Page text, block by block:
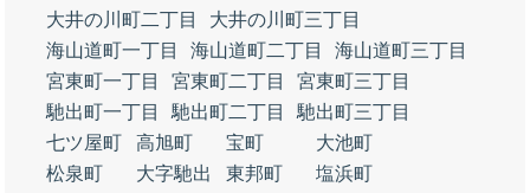
大井の川町二丁目
大井の川町三丁目
海山道町一丁目
海山道町二丁目
海山道町三丁目
宮東町一丁目
宮東町二丁目
宮東町三丁目
馳出町一丁目
馳出町二丁目
馳出町三丁目
七ツ屋町
高旭町 宝町
大池町
松泉町
大字馳出 東邦町
塩浜町